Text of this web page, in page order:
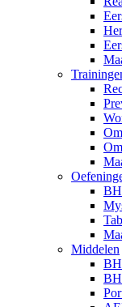
Middelen